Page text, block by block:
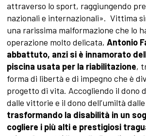
attraverso lo sport, raggiungendo
nazionali e internazionali». Vittima
una rarissima malformazione che lo
operazione molto delicata, Antonio
abbattuto, anzi si è innamorato
piscina usata per la riabilitazione,
forma di libertà e di impegno che è
progetto di vita. Accogliendo il dono
dalle vittorie e il dono dell’umiltà
trasformando la disabilità in un
cogliere i più alti e prestigiosi